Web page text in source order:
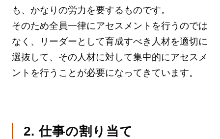
も、かなりの労力を要するものです。
そのため全員一律にアセスメントを行うのでは
なく、リーダーとして育成すべき人材を適切に
選抜して、その人材に対して集中的にアセスメ
ントを行うことが必要になってきています。
2. 仕事の割り当て